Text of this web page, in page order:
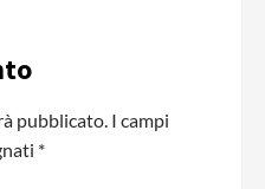
pubblicato. I campi
*